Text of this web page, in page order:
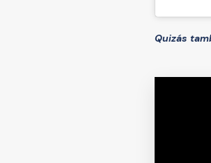
Quizás